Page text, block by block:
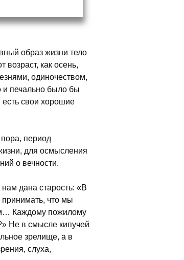
образ жизни тело
возраст, как осень,
одиночеством,
и печально было бы
есть свои хорошие
период
для осмысления
о вечности.
дана старость: «В
что мы
Каждому пожилому
Не в смысле кипучей
зрелище, а в
слуха,